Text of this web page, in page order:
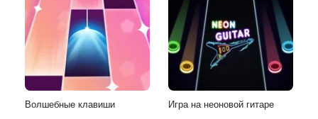
Волшебные клавиши Игра на неоновой гитаре